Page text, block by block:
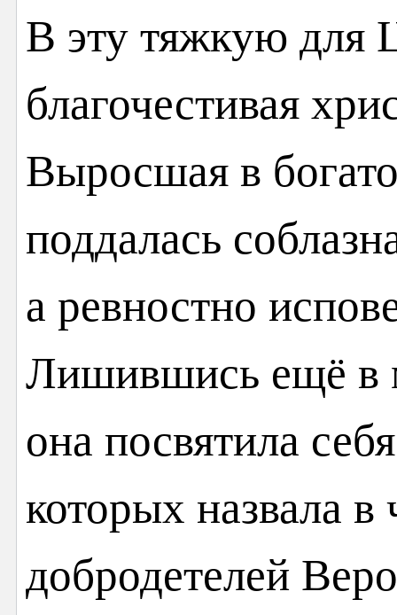
В эту тяжкую для
благочестивая
Выросшая в
поддалась
а ревностно
Лишившись ещё в
она посвятила
которых назвала в
добродетелей